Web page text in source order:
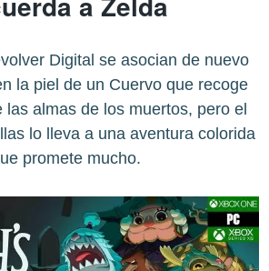
Digital se asocian de nuevo
la piel de un Cuervo que recoge
las almas de los muertos, pero el
lo lleva a una aventura colorida
promete mucho.